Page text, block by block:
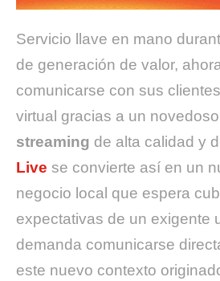
Servicio llave en mano
de generación de valor,
comunicarse con sus
virtual gracias a un novedoso
streaming de alta calidad y
Live se convierte así en un
negocio local que espera
expectativas de un exigente
demanda comunicarse
este nuevo contexto